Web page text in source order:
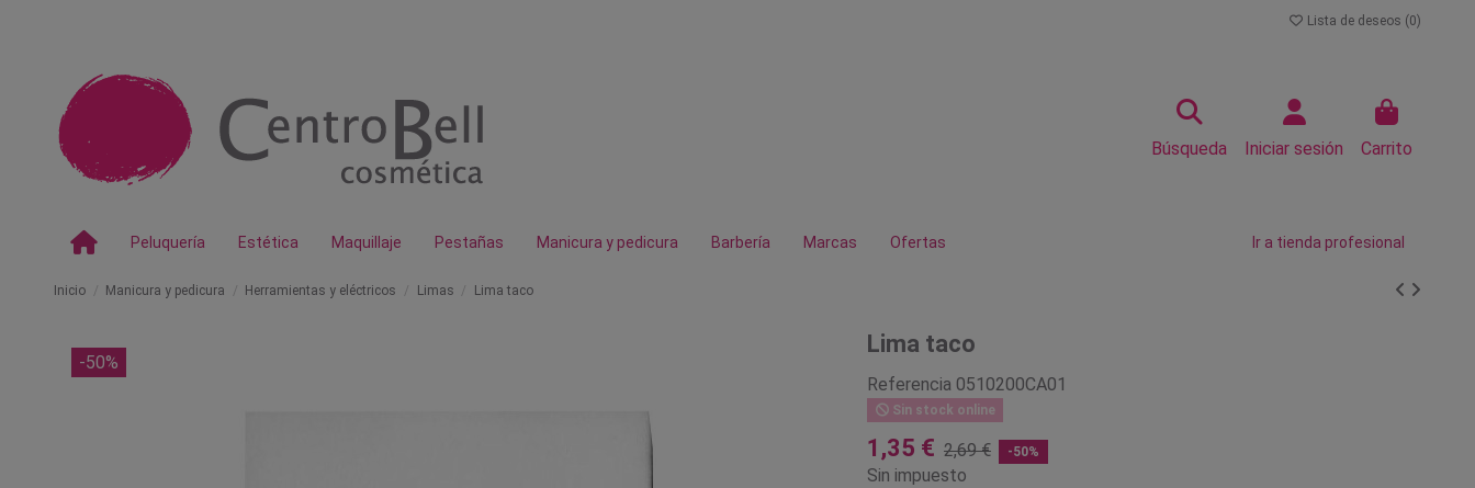
Lista de deseos (0)
Búsqueda Iniciar sesión Carrito
Peluquería Estética Maquillaje Pestañas Manicura y pedicura Barbería Marcas Ofertas Ir a tienda profesional
Inicio Manicura y pedicura Herramientas y eléctricos Limas Lima taco
-50%
Lima taco
Referencia 0510200CA01
Sin stock online
1,35 € 2,69 € -50%
Sin impuesto